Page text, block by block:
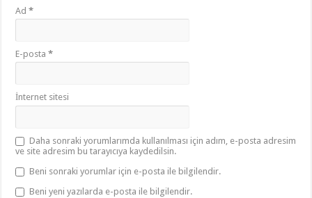
Ad*
E-posta*
İnternet sitesi
Daha sonraki yorumlarımda kullanılması için adım, e-posta adresim
ve site adresim bu tarayıcıya kaydedilsin.
Beni sonraki yorumlar için e-posta ile bilgilendir.
Beni yeni yazılarda e-posta ile bilgilendir.